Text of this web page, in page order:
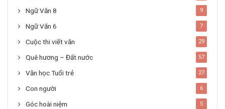
Ngữ Văn 8 9
Ngữ Văn 6 7
Cuộc thi viết văn 29
Quê hương – Đất nước 57
Văn học Tuổi trẻ 27
Con người 6
Góc hoài niệm 5